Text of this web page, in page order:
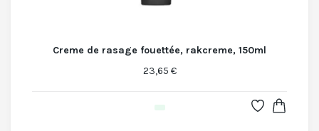
Creme de rasage fouettée, rakcreme, 150ml
23,65 €